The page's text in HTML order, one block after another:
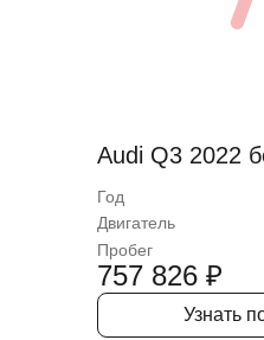
Audi Q3 2022
Год
Двигатель
Пробег
757 826 ₽
Узнать